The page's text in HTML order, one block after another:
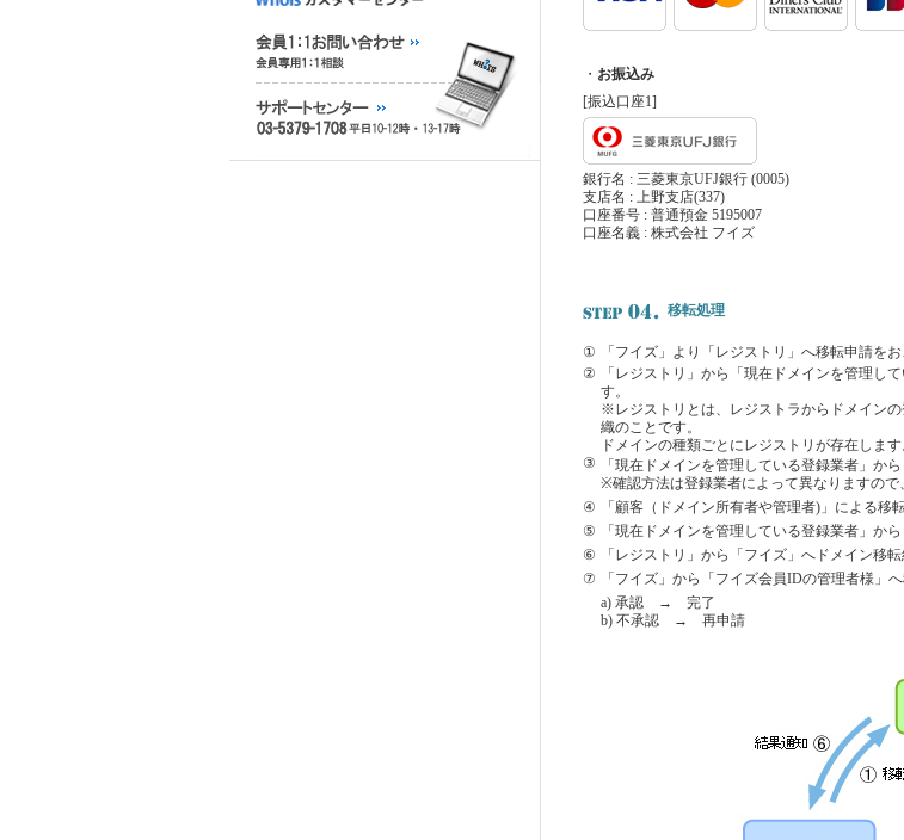
・ お振込み
[振込口座1]
銀行名 : 三菱東京UFJ銀行 (0005)
支店名 : 上野支店(337)
口座番号 : 普通預金 5195007
口座名義 : 株式会社 フイズ
移転処理
①
「フイズ」より「レジストリ」へ移転申請をお
②
「レジストリ」から「現在ドメインを管理し
す。
※レジストリとは、レジストラからドメイン
織のことです。
ドメインの種類ごとにレジストリが存在します
③
「現在ドメインを管理している登録業者」か
※確認方法は登録業者によって異なりますので
④
「顧客（ドメイン所有者や管理者)」による移
⑤
「現在ドメインを管理している登録業者」か
⑥
「レジストリ」から「フイズ」へドメイン移転
⑦
「フイズ」から「フイズ会員IDの管理者様」
a) 承認 → 完了
b) 不承認 → 再申請